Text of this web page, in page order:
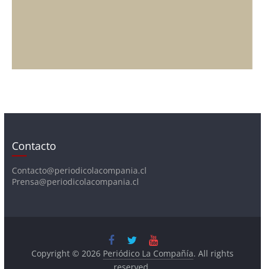
Contacto
Contacto@periodicolacompania.cl
Prensa@periodicolacompania.cl
Copyright © 2026 Periódico La Compañía. All rights
reserved.